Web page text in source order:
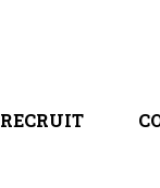
RECRUIT